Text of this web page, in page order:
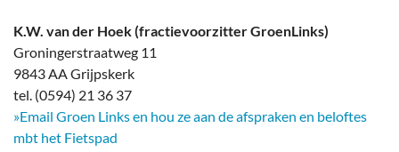
K.W. van der Hoek (fractievoorzitter GroenLinks)
Groningerstraatweg 11
9843 AA Grijpskerk
tel. (0594) 21 36 37
»Email Groen Links en hou ze aan de afspraken en beloftes
mbt het Fietspad